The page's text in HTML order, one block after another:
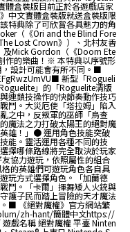
盒裝版目前正於各遊戲店家
中文實體盒裝版就送盒裝版限
特典除了可欣賞各具魅力的角
（《Ori and the Blind Fore
Lost Crown》）、北村友香
及Mick Gordon（《Doom Ete
作的樂曲！※ 本特典以序號形
設計可能會有所不同。■
新型「Rogueli
」的「Roguelite清版
連鎖技操作的快節奏動作技巧
鬥。大災厄使「塔拉姆」陷入
之中，反叛軍的巫師「烏查
魔法之力打破太陽王的絕對魔
雄！」● 運用角色技能突破
能。靈活運用各種不同的技
擇哪條路線將完全取決於玩家
協力遊玩，依照屬性的組合
的英雄們可遊玩角色各自具
玩方式選擇角色。「加蘭德
鬥。「卡爾」揮舞矮人火銃與
護子民而踏上冒險的天才魔法
■ 《絕對魔權》官方網站繁
zh-hant/簡體中文https://
戲名稱 絕對魔權 平臺 Ninten